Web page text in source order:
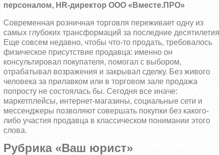
персоналом, HR-директор ООО «Вместе.ПРО»
Современная розничная торговля переживает одну из
самых глубоких трансформаций за последние
Еще совсем недавно, чтобы что-то продать, требовалось
физическое присутствие продавца: именно он
консультировал покупателя, помогал с выбором,
отрабатывал возражения и закрывал сделку. Без живого
человека за прилавком или в торговом зале продажа
попросту не состоялась бы. Сегодня все иначе:
маркетплейсы, интернет-магазины, социальные сети и
мессенджеры позволяют совершать покупки без какого-
либо участия продавца в классическом понимании этого
слова.
Рубрика «Ваш юрист»